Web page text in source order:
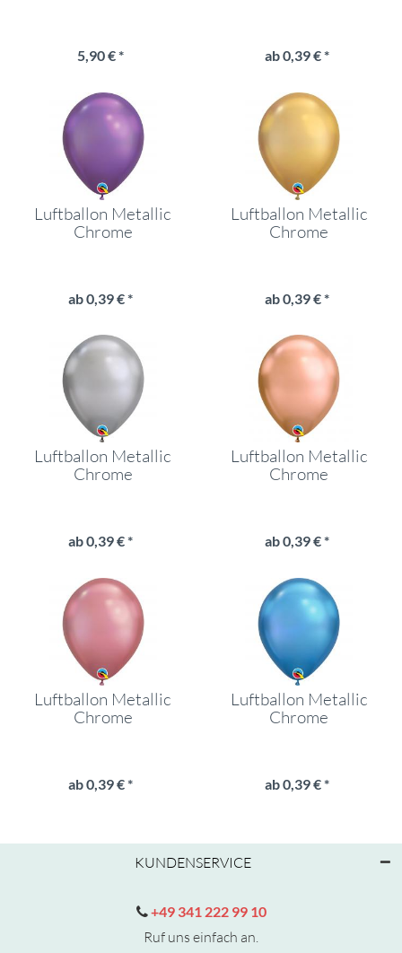
5,90 € * ab 0,39 € *
Luftballon Metallic
Chrome
ab 0,39 € *
Luftballon Metallic
Chrome
ab 0,39 € *
Luftballon Metallic
Chrome
ab 0,39 € *
Luftballon Metallic
Chrome
ab 0,39 € *
Luftballon Metallic
Chrome
ab 0,39 € *
Luftballon Metallic
Chrome
ab 0,39 € *
KUNDENSERVICE
+49 341 222 99 10
Ruf uns einfach an.